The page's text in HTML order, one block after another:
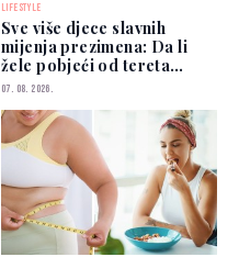
LIFESTYLE
Sve više djece slavnih
mijenja prezimena: Da li
žele pobjeći od tereta
poznatih roditelja?
07. 08. 2026.